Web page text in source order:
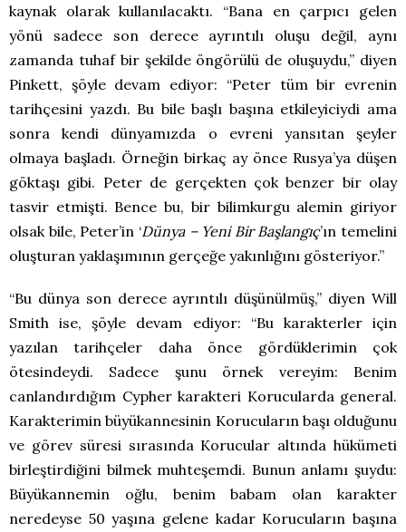
kaynak olarak kullanılacaktı. “Bana en çarpıcı gelen
yönü sadece son derece ayrıntılı oluşu değil, aynı
zamanda tuhaf bir şekilde öngörülü de oluşuydu,” diyen
Pinkett, şöyle devam ediyor: “Peter tüm bir evrenin
tarihçesini yazdı. Bu bile başlı başına etkileyiciydi ama
sonra kendi dünyamızda o evreni yansıtan şeyler
olmaya başladı. Örneğin birkaç ay önce Rusya’ya düşen
göktaşı gibi. Peter de gerçekten çok benzer bir olay
tasvir etmişti. Bence bu, bir bilimkurgu alemin giriyor
olsak bile, Peter’in ‘Dünya – Yeni Bir Başlangıç’ın temelini
oluşturan yaklaşımının gerçeğe yakınlığını gösteriyor.”
“Bu dünya son derece ayrıntılı düşünülmüş,” diyen Will
Smith ise, şöyle devam ediyor: “Bu karakterler için
yazılan tarihçeler daha önce gördüklerimin çok
ötesindeydi. Sadece şunu örnek vereyim: Benim
canlandırdığım Cypher karakteri Korucularda general.
Karakterimin büyükannesinin Korucuların başı olduğunu
ve görev süresi sırasında Korucular altında hükümeti
birleştirdiğini bilmek muhteşemdi. Bunun anlamı şuydu:
Büyükannemin oğlu, benim babam olan karakter
neredeyse 50 yaşına gelene kadar Korucuların başına